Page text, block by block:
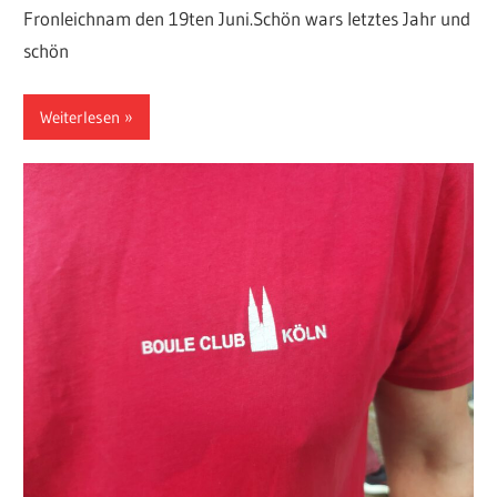
Fronleichnam den 19ten Juni.Schön wars letztes Jahr und
schön
Weiterlesen